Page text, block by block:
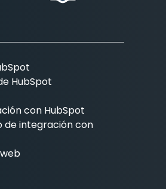
HubSpot
con HubSpot
integración con